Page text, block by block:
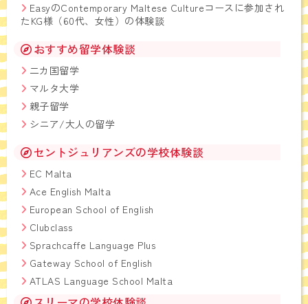
EasyのContemporary Maltese Cultureコースに参加され
たKG様（60代、女性）の体験談
おすすめ留学体験談
二カ国留学
マルタ大学
親子留学
シニア/大人の留学
セントジュリアンズの学校体験談
EC Malta
Ace English Malta
European School of English
Clubclass
Sprachcaffe Language Plus
Gateway School of English
ATLAS Language School Malta